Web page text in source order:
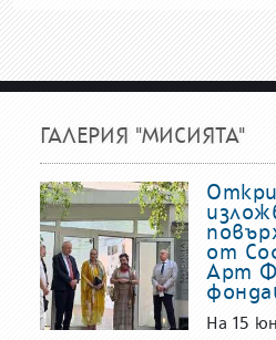
ГАЛЕРИЯ "МИСИЯТА"
от
Арт
На 15